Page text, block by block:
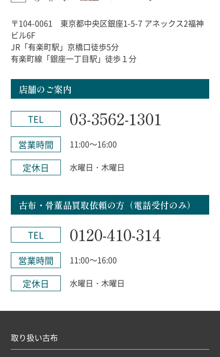
〒104-0061 東京都中央区銀座1-5-7 アネックス2福神
ビル6F
JR「有楽町駅」京橋口徒歩5分
有楽町線「銀座一丁目駅」徒歩１分
店舗のご案内
TEL 03-3562-1301
営業時間 11:00～16:00
定休日 水曜日・木曜日
古布・骨董品買取依頼の方（電話受付のみ）
TEL 0120-410-314
営業時間 11:00～16:00
定休日 水曜日・木曜日
取り扱い古布